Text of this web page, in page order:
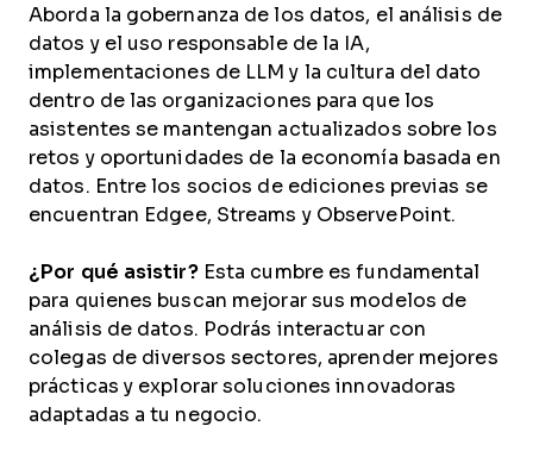
Aborda la gobernanza de los datos, el análisis de
datos y el uso responsable de la IA,
implementaciones de LLM y la cultura del dato
dentro de las organizaciones para que los
asistentes se mantengan actualizados sobre los
retos y oportunidades de la economía basada en
datos. Entre los socios de ediciones previas se
encuentran Edgee, Streams y ObservePoint.
¿Por qué asistir?Esta cumbre es fundamental
para quienes buscan mejorar sus modelos de
análisis de datos. Podrás interactuar con
colegas de diversos sectores, aprender mejores
prácticas y explorar soluciones innovadoras
adaptadas a tu negocio.